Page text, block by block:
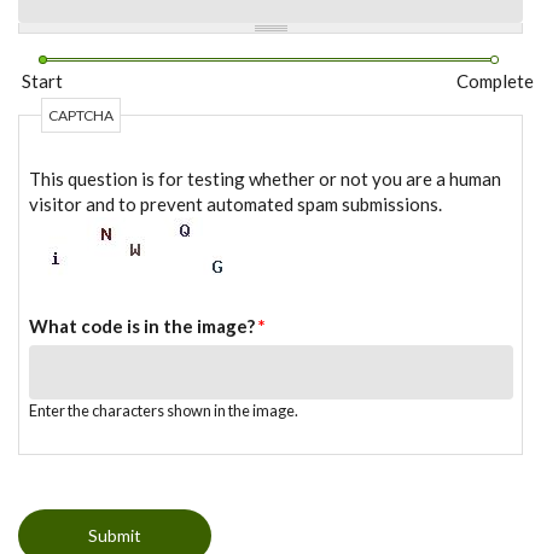
Start Complete
CAPTCHA
This question is for testing whether or not you are a human
visitor and to prevent automated spam submissions.
What code is in the image?*
Enter the characters shown in the image.